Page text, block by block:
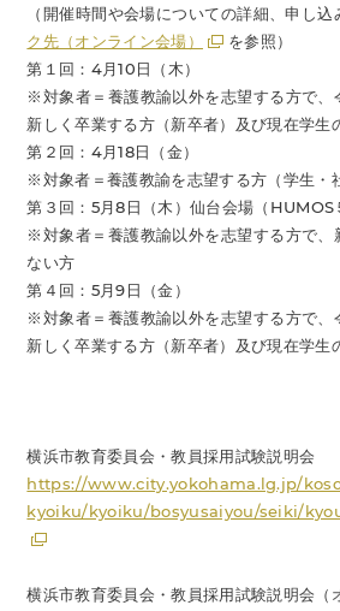
（開催時間や会場についての詳細、申し
ク先（オンライン会場）
を参照）
第１回：4月10日（木）
※対象者＝養護教諭以外を志望する方で、
新しく卒業する方（新卒者）及び現在学生
第２回：4月18日（金）
※対象者＝養護教諭を志望する方（学生・
第３回：5月8日（木）仙台会場（HUMOS
※対象者＝養護教諭以外を志望する方で、
ない方
第４回：5月9日（金）
※対象者＝養護教諭以外を志望する方で、
新しく卒業する方（新卒者）及び現在学生
横浜市教育委員会・教員採用試験説明会
https://www.city.yokohama.lg.jp/
kyoiku/kyoiku/bosyusaiyou/seiki/
横浜市教育委員会・教員採用試験説明会（